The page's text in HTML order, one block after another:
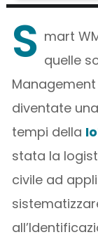
S mart
quelle
diventate
tempi della
stata la
civile ad